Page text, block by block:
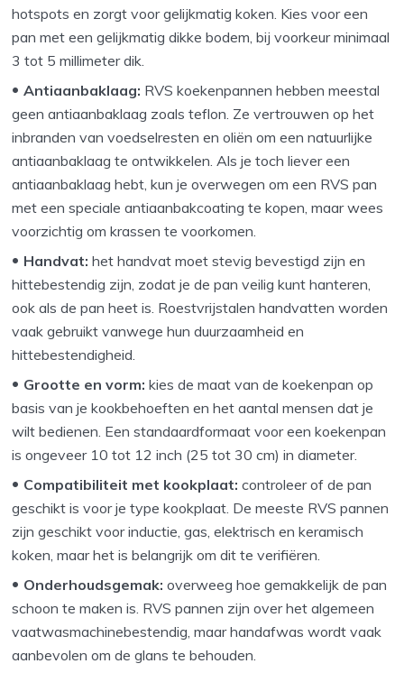
hotspots en zorgt voor gelijkmatig koken. Kies voor een
pan met een gelijkmatig dikke bodem, bij voorkeur minimaal
3 tot 5 millimeter dik.
Antiaanbaklaag: RVS koekenpannen hebben meestal
geen antiaanbaklaag zoals teflon. Ze vertrouwen op het
inbranden van voedselresten en oliën om een natuurlijke
antiaanbaklaag te ontwikkelen. Als je toch liever een
antiaanbaklaag hebt, kun je overwegen om een RVS pan
met een speciale antiaanbakcoating te kopen, maar wees
voorzichtig om krassen te voorkomen.
Handvat:het handvat moet stevig bevestigd zijn en
hittebestendig zijn, zodat je de pan veilig kunt hanteren,
ook als de pan heet is. Roestvrijstalen handvatten worden
vaak gebruikt vanwege hun duurzaamheid en
hittebestendigheid.
Grootte en vorm:kies de maat van de koekenpan op
basis van je kookbehoeften en het aantal mensen dat je
wilt bedienen. Een standaardformaat voor een koekenpan
is ongeveer 10 tot 12 inch (25 tot 30 cm) in diameter.
Compatibiliteit met kookplaat: controleer of de pan
geschikt is voor je type kookplaat. De meeste RVS pannen
zijn geschikt voor inductie, gas, elektrisch en keramisch
koken, maar het is belangrijk om dit te verifiëren.
Onderhoudsgemak: overweeg hoe gemakkelijk de pan
schoon te maken is. RVS pannen zijn over het algemeen
vaatwasmachinebestendig, maar handafwas wordt vaak
aanbevolen om de glans te behouden.